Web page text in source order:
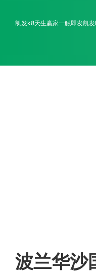
凯发k8天生赢家一触即发凯
波兰华沙